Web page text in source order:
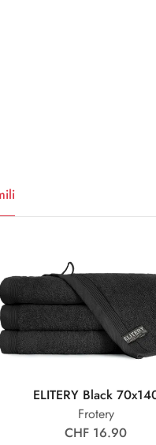
ELITERY Black
Frotery
CHF 16.90